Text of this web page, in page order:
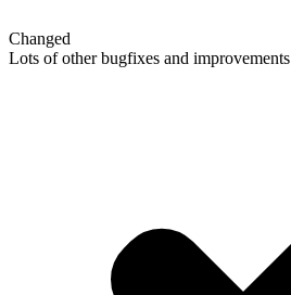
Changed
Lots of other bugfixes and improvements